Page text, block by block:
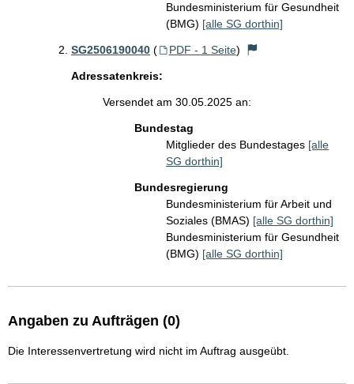
Bundesministerium für Gesundheit
(BMG) [alle SG dorthin]
SG2506190040 ( PDF - 1 Seite)
Adressatenkreis:
Versendet am 30.05.2025 an:
Bundestag
Mitglieder des Bundestages [alle
SG dorthin]
Bundesregierung
Bundesministerium für Arbeit und
Soziales (BMAS) [alle SG dorthin]
Bundesministerium für Gesundheit
(BMG) [alle SG dorthin]
Angaben zu Aufträgen (0)
Die Interessenvertretung wird nicht im Auftrag ausgeübt.